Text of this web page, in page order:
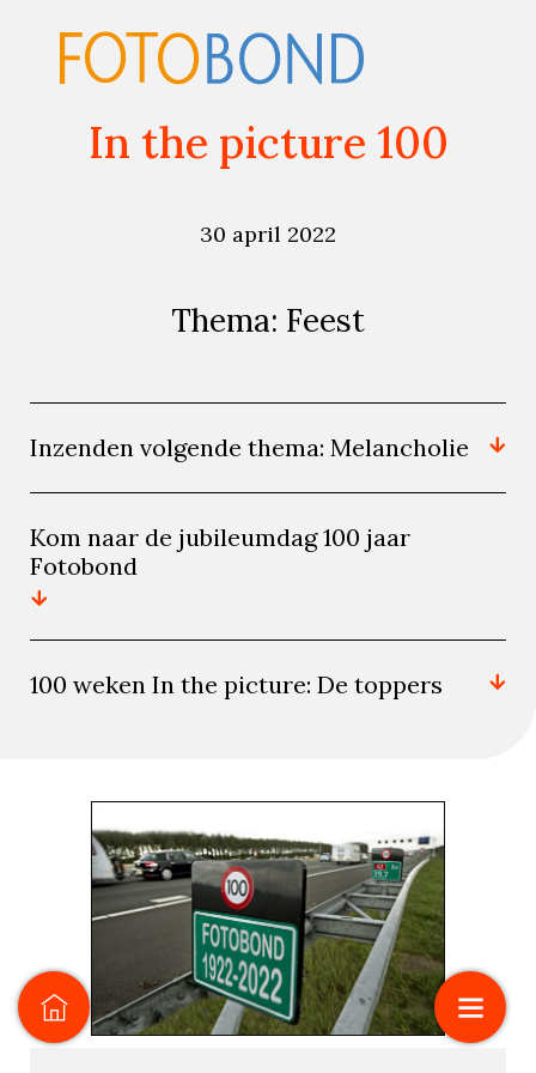
In the picture 100
30 april 2022
Thema: Feest
Inzenden volgende thema: Melancholie
Kom naar de jubileumdag 100 jaar
Fotobond
100 weken In the picture: De toppers